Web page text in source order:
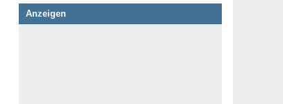
Anzeigen